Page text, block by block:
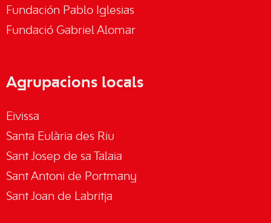
Fundación Pablo Iglesias
Fundació Gabriel Alomar
Agrupacions locals
Eivissa
Santa Eulària des Riu
Sant Josep de sa Talaia
Sant Antoni de Portmany
Sant Joan de Labritja